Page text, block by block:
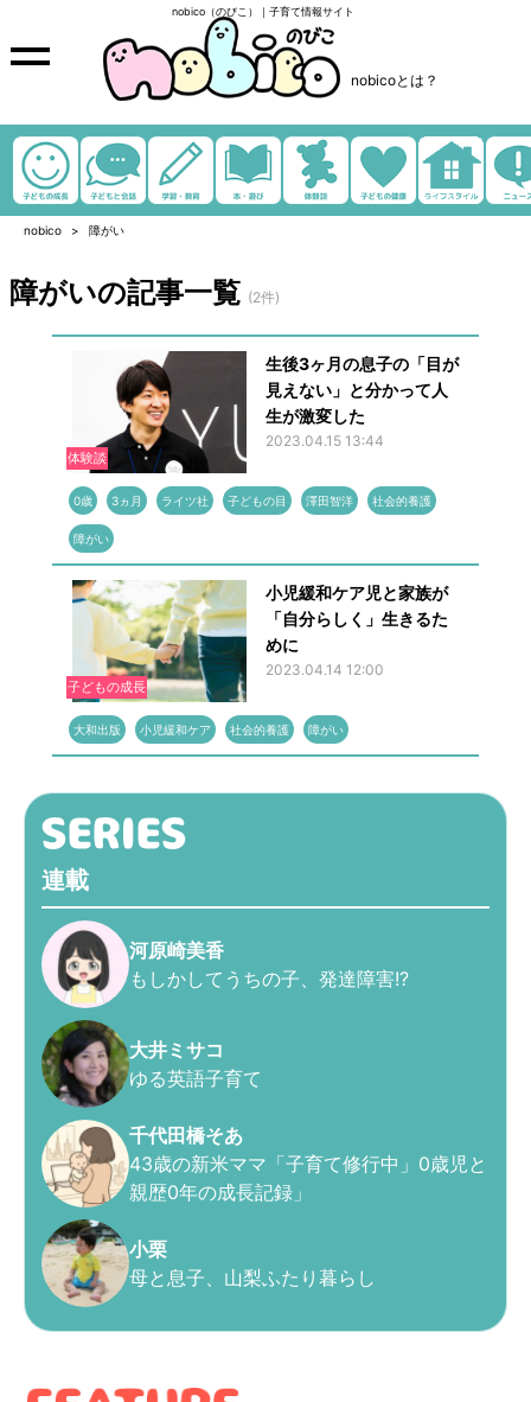
nobico（のびこ）｜子育て情報サイト
nobicoとは？
nobico 障がい
障がいの記事一覧 (2件)
体験談
生後3ヶ月の息子の「目が
見えない」と分かって人
生が激変した
2023.04.15 13:44
0歳 3ヵ月 ライツ社 子どもの目 澤田智洋 社会的養護
障がい
子どもの成長
小児緩和ケア児と家族が
「自分らしく」生きるた
めに
2023.04.14 12:00
大和出版 小児緩和ケア 社会的養護 障がい
連載
河原崎美香
もしかしてうちの子、発達障害!?
大井ミサコ
ゆる英語子育て
千代田橋そあ
43歳の新米ママ「子育て修行中」0歳児と
親歴0年の成長記録」
小栗
母と息子、山梨ふたり暮らし